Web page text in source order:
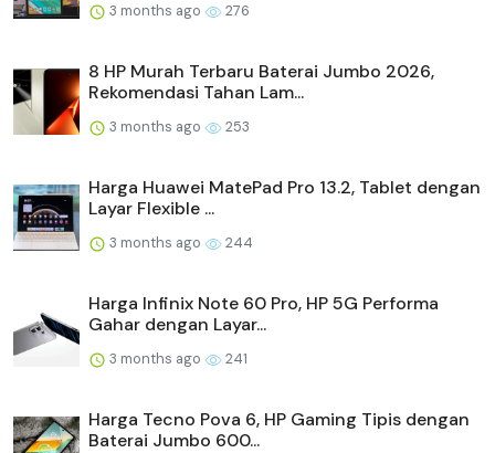
3 months ago 276
8 HP Murah Terbaru Baterai Jumbo 2026,
Rekomendasi Tahan Lam...
3 months ago 253
Harga Huawei MatePad Pro 13.2, Tablet dengan
Layar Flexible ...
3 months ago 244
Harga Infinix Note 60 Pro, HP 5G Performa
Gahar dengan Layar...
3 months ago 241
Harga Tecno Pova 6, HP Gaming Tipis dengan
Baterai Jumbo 600...